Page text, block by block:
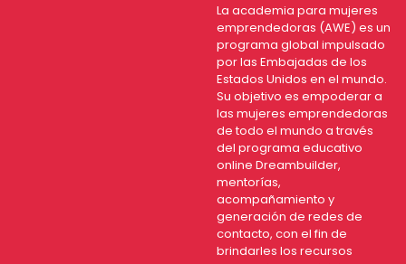
La academia para mujeres
emprendedoras (AWE) es un
programa global impulsado
por las Embajadas de los
Estados Unidos en el mundo.
Su objetivo es empoderar a
las mujeres emprendedoras
de todo el mundo a través
del programa educativo
online Dreambuilder,
mentorías,
acompañamiento y
generación de redes de
contacto, con el fin de
brindarles los recursos